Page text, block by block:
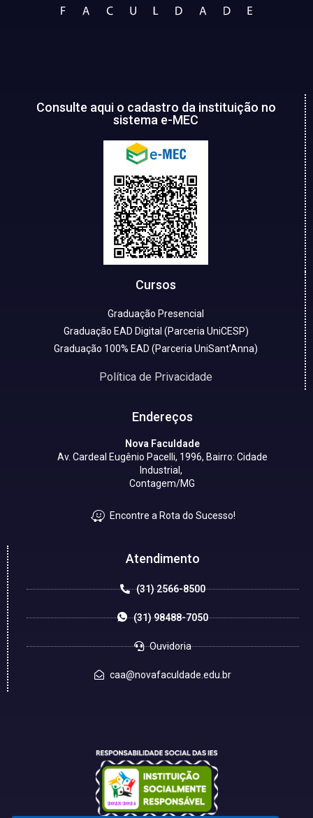
Consulte aqui o cadastro da instituição no
sistema e-MEC
Cursos
Graduação Presencial
Graduação EAD Digital (Parceria UniCESP)
Graduação 100% EAD (Parceria UniSant'Anna)
Política de Privacidade
Endereços
Nova Faculdade
Av. Cardeal Eugênio Pacelli, 1996, Bairro: Cidade
Industrial,
Contagem/MG
Encontre a Rota do Sucesso!
Atendimento
(31) 2566-8500
(31) 98488-7050
Ouvidoria
caa@novafaculdade.edu.br